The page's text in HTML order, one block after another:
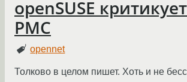
openSUSE
РМС
opennet
Толково в целом пишет. Хоть и не